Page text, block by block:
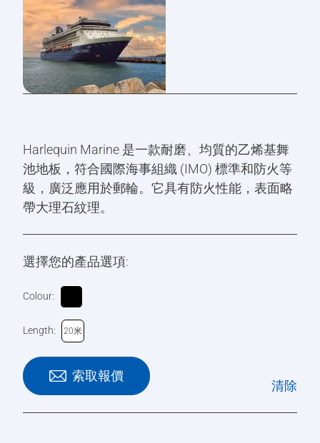
Harlequin Marine 是一款耐磨、均質的乙烯基舞
池地板，符合國際海事組織 (IMO) 標準和防火等
級，廣泛應用於郵輪。它具有防火性能，表面略
帶大理石紋理。
選擇您的產品選項:
Colour:
Length: 20米
索取報價
清除